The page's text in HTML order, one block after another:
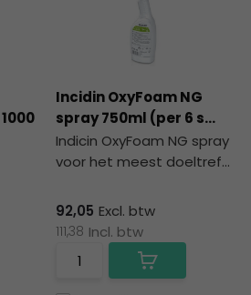
Incidin OxyFoam NG
spray 750ml (per 6 s...
Indicin OxyFoam NG spray
voor het meest doeltref...
92,05 Excl. btw
111,38 Incl. btw